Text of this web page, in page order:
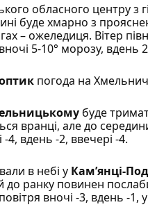
обласного центру з
буде хмарно з
– ожеледиця. Вітер
5-10° морозу, вдень
погода на
буде
вранці, але до
4, вдень -2, ввечері -4.
в небі у Кам’янці-
до ранку повинен
вночі -3, вдень -1,